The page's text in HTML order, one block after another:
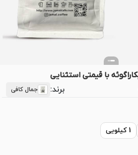
با قیمتی استثنایی
برند: جمال کافی
1 کیلویی